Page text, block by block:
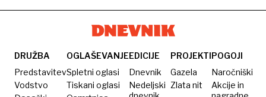
vrtcih
DRUŽBA
Predstavitev
Vodstvo
OGLAŠEVANJE
Spletni oglasi
Tiskani oglasi
EDICIJE
Dnevnik
Nedeljski
PROJEKTI
Gazela
Zlata nit
POGOJI
Naročniški
Akcije in